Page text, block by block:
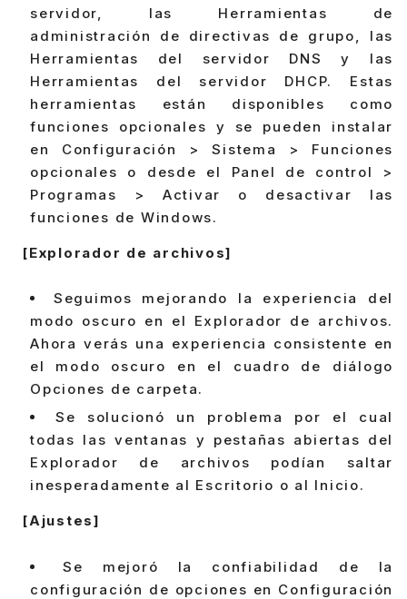
servidor, las Herramientas de
administración de directivas de grupo, las
Herramientas del servidor DNS y las
Herramientas del servidor DHCP. Estas
herramientas están disponibles como
funciones opcionales y se pueden instalar
en Configuración > Sistema > Funciones
opcionales o desde el Panel de control >
Programas > Activar o desactivar las
funciones de Windows.
[Explorador de archivos]
Seguimos mejorando la experiencia del
modo oscuro en el Explorador de archivos.
Ahora verás una experiencia consistente en
el modo oscuro en el cuadro de diálogo
Opciones de carpeta.
Se solucionó un problema por el cual
todas las ventanas y pestañas abiertas del
Explorador de archivos podían saltar
inesperadamente al Escritorio o al Inicio.
[Ajustes]
Se mejoró la confiabilidad de la
configuración de opciones en Configuración